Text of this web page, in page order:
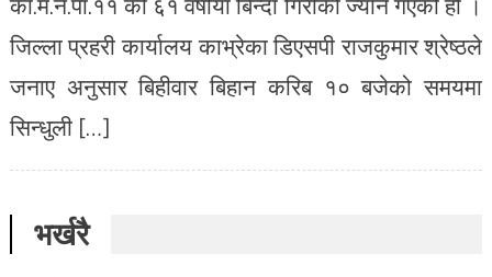
जिल्ला प्रहरी कार्यालय काभ्रेका डिएसपी राजकुमार श्रेष्ठले
जनाए अनुसार बिहीवार बिहान करिब १० बजेको समयमा
सिन्धुली […]
भर्खरै